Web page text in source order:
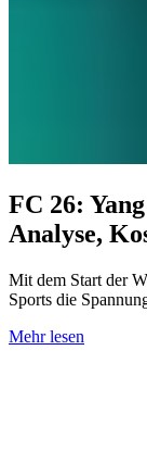
FC 26:
Analyse,
Mit dem Start der
Sports die
Mehr lesen